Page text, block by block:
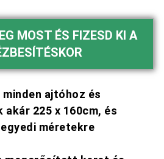
MOST ÉS FIZESD KI A
ajtóhoz és
225 x 160cm, és
méretekre